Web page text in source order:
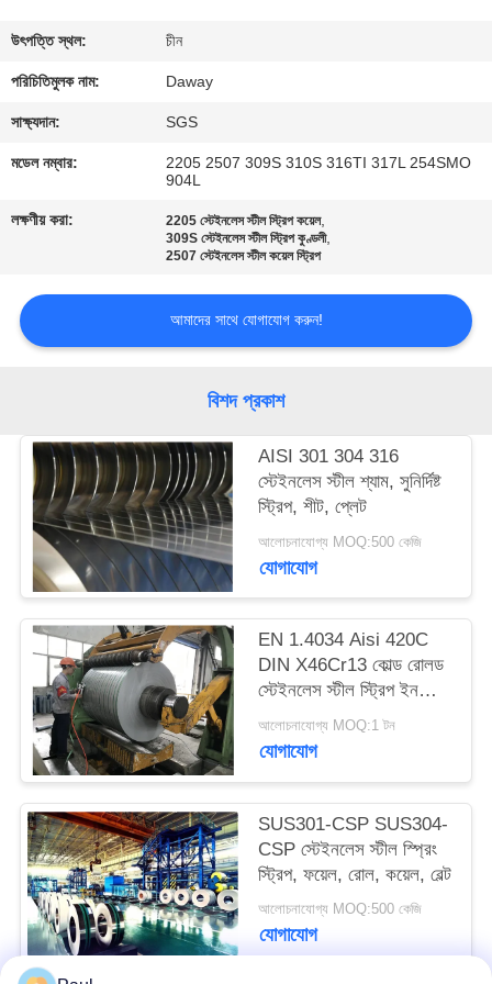
মান
নিয়ন্ত্রণ
যোগাযোগ
জন্য
আবেদন
ম্যাপ
PRIVACY
POLICY
উৎপত্তি স্থল: চীন
পরিচিতিমুলক নাম: Daway
সাক্ষ্যদান: SGS
মডেল নম্বার:
2205 2507 309S 310S 316TI 317L 254SMO
904L
লক্ষণীয় করা: 2205 স্টেইনলেস স্টীল স্ট্রিপ কয়েল,
309S স্টেইনলেস স্টীল স্ট্রিপ কুণ্ডলী,
2507 স্টেইনলেস স্টীল কয়েল স্ট্রিপ
আমাদের সাথে যোগাযোগ করুন!
বিশদ প্রকাশ
AISI 301 304 316
স্টেইনলেস স্টীল শ্যাম, সুনির্দিষ্ট
স্ট্রিপ, শীট, প্লেট
আলোচনাযোগ্য MOQ:500 কেজি
যোগাযোগ
EN 1.4034 Aisi 420C
DIN X46Cr13 কোল্ড রোলড
স্টেইনলেস স্টীল স্ট্রিপ ইন
আলোচনাযোগ্য MOQ:1 টন
যোগাযোগ
SUS301-CSP SUS304-
CSP স্টেইনলেস স্টীল স্প্রিং
স্ট্রিপ, ফয়েল, রোল, কয়েল, বেল্ট
আলোচনাযোগ্য MOQ:500 কেজি
যোগাযোগ